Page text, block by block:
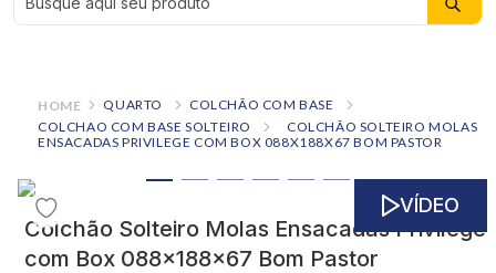
QUARTO
COLCHÃO COM BASE
COLCHAO COM BASE SOLTEIRO
COLCHÃO SOLTEIRO MOLAS
ENSACADAS PRIVILEGE COM BOX 088X188X67 BOM PASTOR
VÍDEO
Colchão Solteiro Molas Ensacadas Privilege
com Box 088x188x67 Bom Pastor